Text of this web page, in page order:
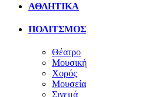
ΑΘΛΗΤΙΚΑ
ΠΟΛΙΤΣΜΟΣ
Θέατρο
Μουσική
Χορός
Μουσεία
Σινεμά